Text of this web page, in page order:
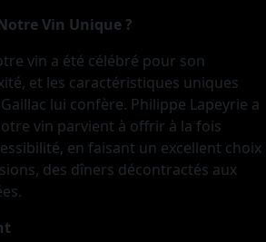
Vin Unique ?
vin a été célébré pour son
et les caractéristiques uniques
lui confère. Philippe Lapeyrie a
vin parvient à offrir à la fois
en faisant un excellent choix
des dîners décontractés aux